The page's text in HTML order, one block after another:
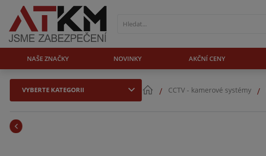
NAŠE ZNAČKY NOVINKY AKČNÍ CENY
VYBERTE KATEGORII CCTV - kamerové systémy